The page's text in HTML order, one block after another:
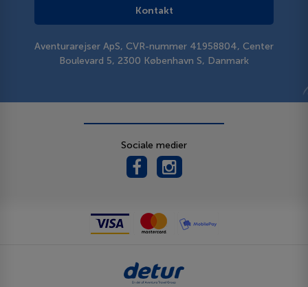
Kontakt
Aventurarejser ApS, CVR-nummer 41958804, Center
Boulevard 5, 2300 København S, Danmark
Sociale medier